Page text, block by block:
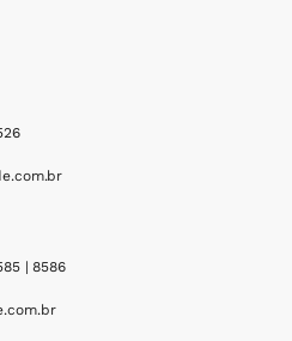
| 8586